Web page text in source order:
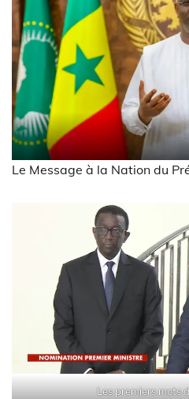
Le Message à la Nation du
Les premiers mots